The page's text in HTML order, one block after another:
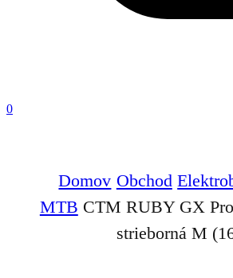
0
Domov Obchod
MTB CTM RUBY GX
strieborná M